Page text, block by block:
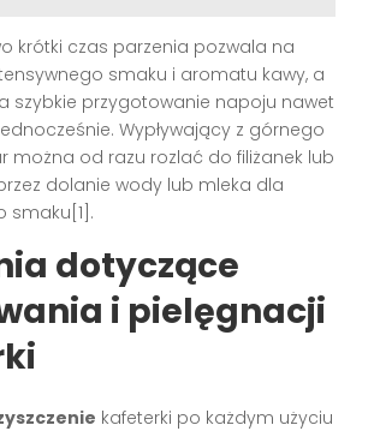
krótki czas parzenia pozwala na
smaku i aromatu kawy, a
szybkie przygotowanie napoju nawet
Wypływający z górnego
można od razu rozlać do filiżanek lub
dolanie wody lub mleka dla
smaku[1].
dotyczące
i pielęgnacji
kafeterki po każdym użyciu